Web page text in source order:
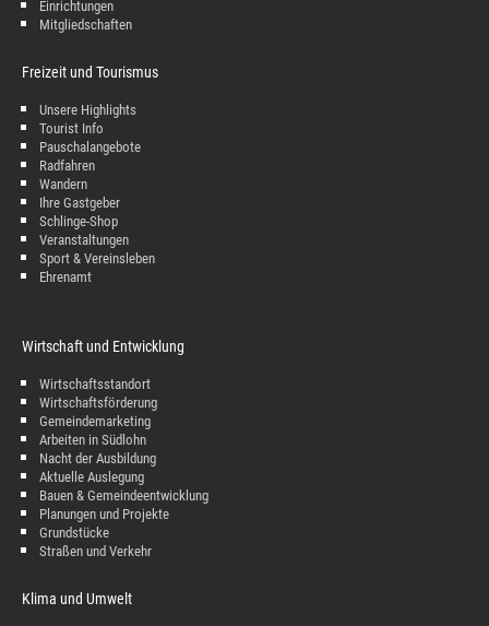
Einrichtungen
Mitgliedschaften
Freizeit und Tourismus
Unsere Highlights
Tourist Info
Pauschalangebote
Radfahren
Wandern
Ihre Gastgeber
Schlinge-Shop
Veranstaltungen
Sport & Vereinsleben
Ehrenamt
Wirtschaft und Entwicklung
Wirtschaftsstandort
Wirtschaftsförderung
Gemeindemarketing
Arbeiten in Südlohn
Nacht der Ausbildung
Aktuelle Auslegung
Bauen & Gemeindeentwicklung
Planungen und Projekte
Grundstücke
Straßen und Verkehr
Klima und Umwelt